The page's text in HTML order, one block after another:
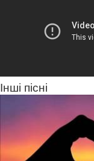
Інші пісні